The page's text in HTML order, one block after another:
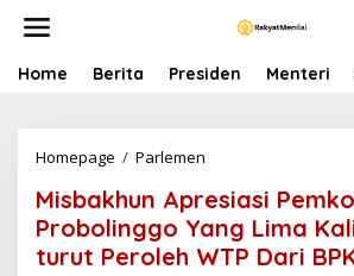
Home Berita Presiden Menteri
Homepage / Parlemen
s
b
a
k
Misbakhun Apresiasi
Probolinggo Yang Lima
turut Peroleh WTP Dari